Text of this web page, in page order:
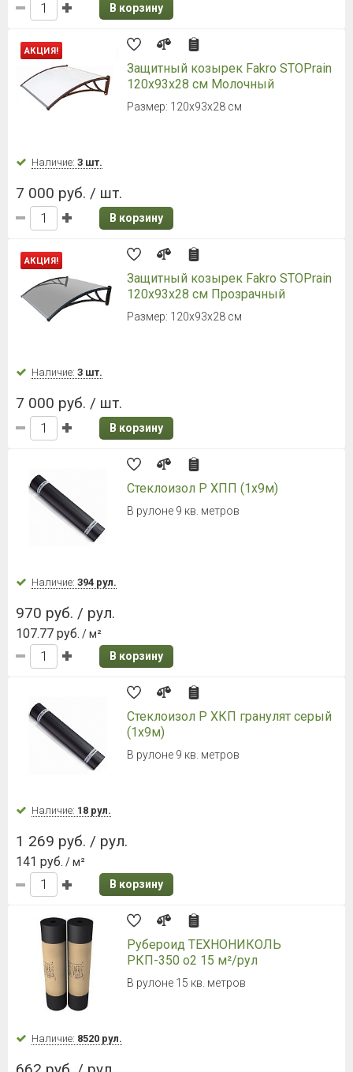
В корзину
АКЦИЯ!
Защитный козырек Fakro STOPrain
120х93х28 см Молочный
Размер: 120х93х28 см
Наличие: 3 шт.
7 000 руб. / шт.
В корзину
АКЦИЯ!
Защитный козырек Fakro STOPrain
120х93х28 см Прозрачный
Размер: 120х93х28 см
Наличие: 3 шт.
7 000 руб. / шт.
В корзину
Стеклоизол Р ХПП (1х9м)
В рулоне 9 кв. метров
Наличие: 394 рул.
970 руб. / рул.
107.77 руб. / м²
В корзину
Стеклоизол Р ХКП гранулят серый
(1х9м)
В рулоне 9 кв. метров
Наличие: 18 рул.
1 269 руб. / рул.
141 руб. / м²
В корзину
Рубероид ТЕХНОНИКОЛЬ
РКП-350 о2 15 м²/рул
В рулоне 15 кв. метров
Наличие: 8520 рул.